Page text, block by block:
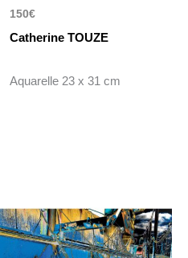
150€
Catherine TOUZE
Aquarelle 23 x 31 cm